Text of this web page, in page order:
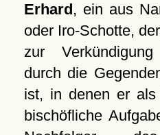
Erhard, ein aus
oder Iro-Schotte,
zur
durch die
ist, in denen er als
bischöfliche